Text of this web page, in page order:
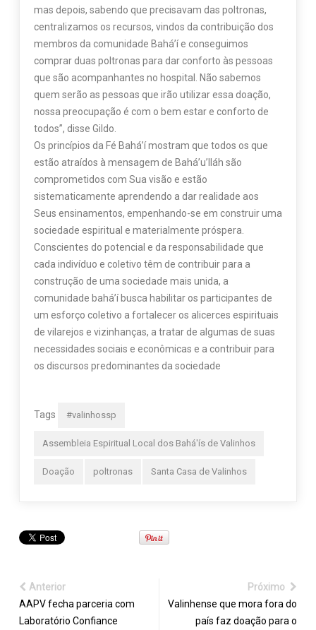
mas depois, sabendo que precisavam das poltronas,
centralizamos os recursos, vindos da contribuição dos
membros da comunidade Bahá’í e conseguimos
comprar duas poltronas para dar conforto às pessoas
que são acompanhantes no hospital. Não sabemos
quem serão as pessoas que irão utilizar essa doação,
nossa preocupação é com o bem estar e conforto de
todos”, disse Gildo.
Os princípios da Fé Bahá’í mostram que todos os que
estão atraídos à mensagem de Bahá’u’lláh são
comprometidos com Sua visão e estão
sistematicamente aprendendo a dar realidade aos
Seus ensinamentos, empenhando-se em construir uma
sociedade espiritual e materialmente próspera.
Conscientes do potencial e da responsabilidade que
cada indivíduo e coletivo têm de contribuir para a
construção de uma sociedade mais unida, a
comunidade bahá’í busca habilitar os participantes de
um esforço coletivo a fortalecer os alicerces espirituais
de vilarejos e vizinhanças, a tratar de algumas de suas
necessidades sociais e econômicas e a contribuir para
os discursos predominantes da sociedade
Tags #valinhossp
Assembleia Espiritual Local dos Bahá'ís de Valinhos
Doação poltronas Santa Casa de Valinhos
Anterior
AAPV fecha parceria com
Laboratório Confiance
Próximo
Valinhense que mora fora do
país faz doação para o